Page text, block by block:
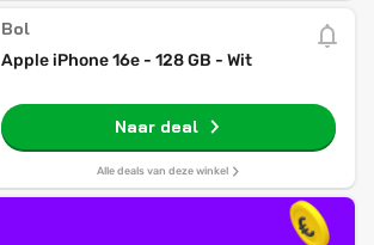
Bol
Apple iPhone 16e - 128 GB - Wit
Naar deal
Alle deals van deze winkel